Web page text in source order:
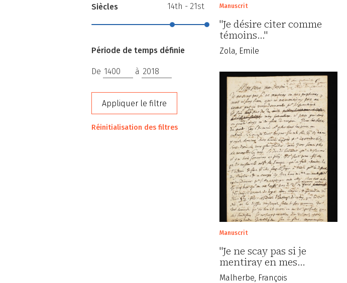
Siècles 14th - 21st
Période de temps définie
De à
Appliquer le filtre
Réinitialisation des filtres
Manuscrit
"Je désire citer comme
témoins..."
Zola, Emile
Manuscrit
"Je ne scay pas si je
mentiray en mes…
Malherbe, François